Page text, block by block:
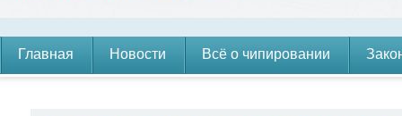
Главная Новости Всё о чипировании